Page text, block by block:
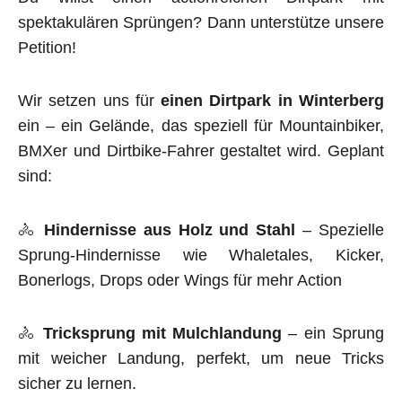
spektakulären Sprüngen? Dann unterstütze unsere
Petition!
Wir setzen uns füreinen Dirtpark in Winterberg
ein – ein Gelände, das speziell für Mountainbiker,
BMXer und Dirtbike-Fahrer gestaltet wird. Geplant
sind:
🚴 Hindernisse aus Holz und Stahl – Spezielle
Sprung-Hindernisse wie Whaletales, Kicker,
Bonerlogs, Drops oder Wings für mehr Action
🚴 Tricksprung mit Mulchlandung – ein Sprung
mit weicher Landung, perfekt, um neue Tricks
sicher zu lernen.